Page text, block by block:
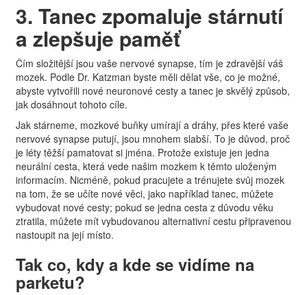
3. Tanec zpomaluje stárnutí
a zlepšuje paměť
Čím složitější jsou vaše nervové synapse, tím je zdravější váš
mozek. Podle Dr. Katzman byste měli dělat vše, co je možné,
abyste vytvořili nové neuronové cesty a tanec je skvělý způsob,
jak dosáhnout tohoto cíle.
Jak stárneme, mozkové buňky umírají a dráhy, přes které vaše
nervové synapse putují, jsou mnohem slabší. To je důvod, proč
je léty těžší pamatovat si jména. Protože existuje jen jedna
neurální cesta, která vede našim mozkem k těmto uloženým
informacím. Nicméně, pokud pracujete a trénujete svůj mozek
na tom, že se učíte nové věci, jako například tanec, můžete
vybudovat nové cesty; pokud se jedna cesta z důvodu věku
ztratila, můžete mít vybudovanou alternativní cestu připravenou
nastoupit na její místo.
Tak co, kdy a kde se vidíme na
parketu?